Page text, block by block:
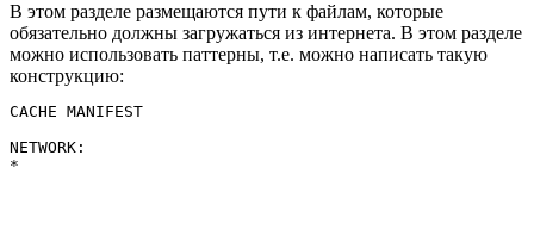
В этом разделе размещаются пути к файлам, которые
обязательно должны загружаться из интернета. В этом разделе
можно использовать паттерны, т.е. можно написать такую
конструкцию:
CACHE MANIFEST
NETWORK: